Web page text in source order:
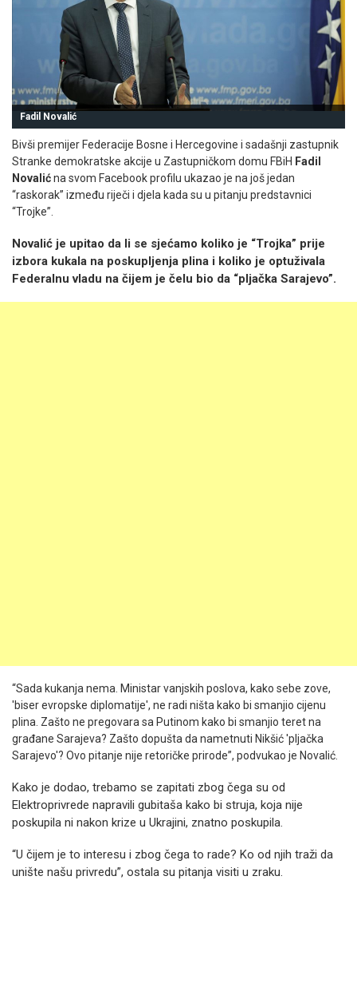
Fadil Novalić
Bivši premijer Federacije Bosne i Hercegovine i sadašnji zastupnik
Stranke demokratske akcije u Zastupničkom domu FBiH Fadil
Novalićna svom Facebook profilu ukazao je na još jedan
“raskorak” između riječi i djela kada su u pitanju predstavnici
“Trojke”.
Novalić je upitao da li se sjećamo koliko je “Trojka” prije
izbora kukala na poskupljenja plina i koliko je optuživala
Federalnu vladu na čijem je čelu bio da “pljačka Sarajevo”.
“Sada kukanja nema. Ministar vanjskih poslova, kako sebe zove,
'biser evropske diplomatije', ne radi ništa kako bi smanjio cijenu
plina. Zašto ne pregovara sa Putinom kako bi smanjio teret na
građane Sarajeva? Zašto dopušta da nametnuti Nikšić 'pljačka
Sarajevo'? Ovo pitanje nije retoričke prirode”, podvukao je Novalić.
Kako je dodao, trebamo se zapitati zbog čega su od
Elektroprivrede napravili gubitaša kako bi struja, koja nije
poskupila ni nakon krize u Ukrajini, znatno poskupila.
“U čijem je to interesu i zbog čega to rade? Ko od njih traži da
unište našu privredu”, ostala su pitanja visiti u zraku.